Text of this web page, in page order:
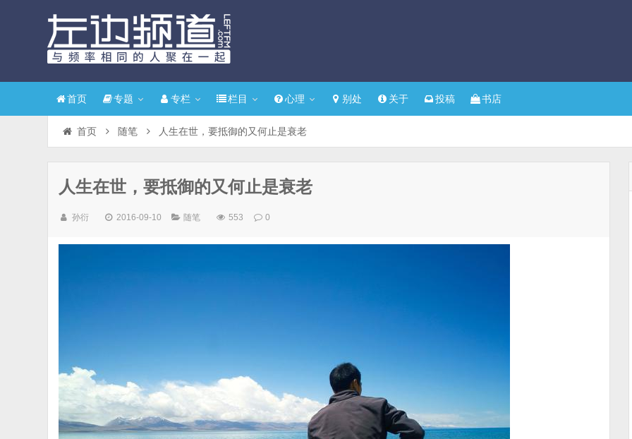
首页 专题 专栏 栏目 心理 别处 关于 投稿 书店
首页 随笔 人生在世，要抵御的又何止是衰老
人生在世，要抵御的又何止是衰老
孙衍 2016-09-10 随笔 553 0